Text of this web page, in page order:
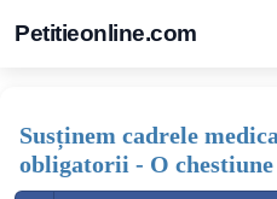
Petitieonline.com
Susținem cadrele
obligatorii - O